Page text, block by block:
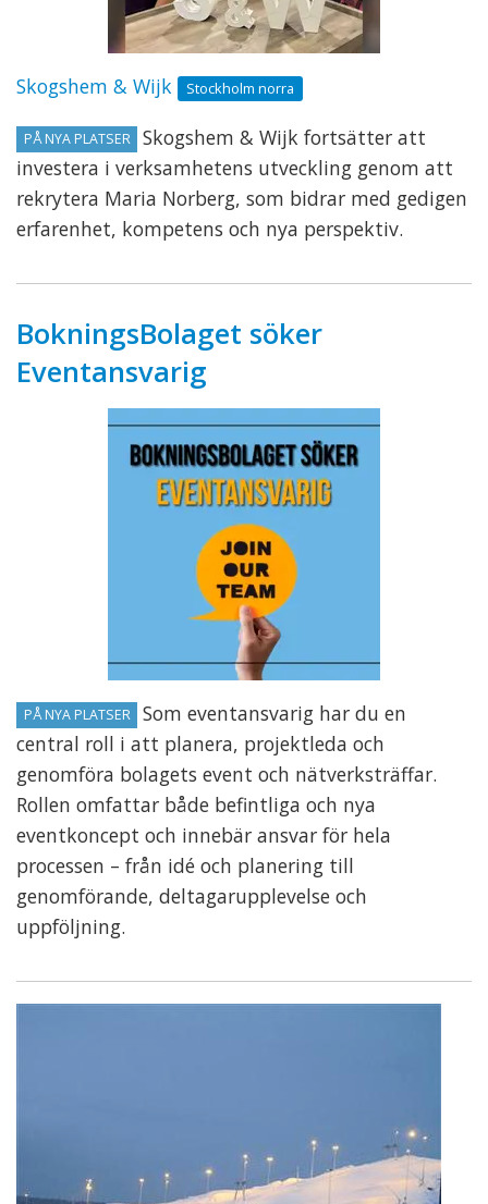
Skogshem & Wijk Stockholm norra
PÅ NYA PLATSER
Skogshem & Wijk fortsätter att
investera i verksamhetens utveckling genom att
rekrytera Maria Norberg, som bidrar med gedigen
erfarenhet, kompetens och nya perspektiv.
BokningsBolaget söker
Eventansvarig
PÅ NYA PLATSER
Som eventansvarig har du en
central roll i att planera, projektleda och
genomföra bolagets event och nätverksträffar.
Rollen omfattar både befintliga och nya
eventkoncept och innebär ansvar för hela
processen – från idé och planering till
genomförande, deltagarupplevelse och
uppföljning.